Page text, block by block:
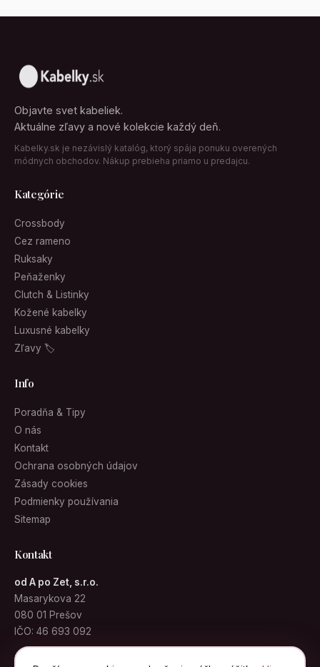
Objavte svet kabeliek.
Aktuálne zľavy a nové kolekcie každý deň.
Kabelky.sk je nezávislý katalóg, ktorý spája ponuku overených
módnych obchodov. Nákup prebieha priamo u predajcu.
Kategórie
Crossbody
Cez rameno
Ruksaky
Peňaženky
Clutch & Listinky
Kožené kabelky
Luxusné kabelky
Zľavy 🏷
Info
Poradňa & Tipy
O nás
Kontakt
Ochrana osobných údajov
Zásady cookies
Podmienky používania
Sitemap
Kontakt
od A po Zet, s.r.o.
Masarykova 22
080 01 Prešov
IČO: 46 693 092
info@kabelky.sk